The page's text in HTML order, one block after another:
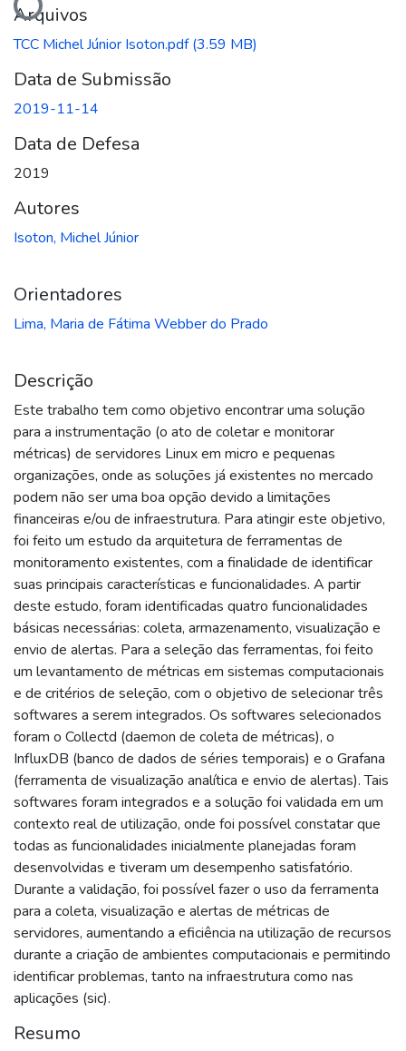
Carregando...
Arquivos
TCC Michel Júnior Isoton.pdf(3.59 MB)
Data de Submissão
2019-11-14
Data de Defesa
2019
Autores
Isoton, Michel Júnior
Orientadores
Lima, Maria de Fátima Webber do Prado
Descrição
Este trabalho tem como objetivo encontrar uma solução
para a instrumentação (o ato de coletar e monitorar
métricas) de servidores Linux em micro e pequenas
organizações, onde as soluções já existentes no mercado
podem não ser uma boa opção devido a limitações
financeiras e/ou de infraestrutura. Para atingir este objetivo,
foi feito um estudo da arquitetura de ferramentas de
monitoramento existentes, com a finalidade de identificar
suas principais características e funcionalidades. A partir
deste estudo, foram identificadas quatro funcionalidades
básicas necessárias: coleta, armazenamento, visualização e
envio de alertas. Para a seleção das ferramentas, foi feito
um levantamento de métricas em sistemas computacionais
e de critérios de seleção, com o objetivo de selecionar três
softwares a serem integrados. Os softwares selecionados
foram o Collectd (daemon de coleta de métricas), o
InfluxDB (banco de dados de séries temporais) e o Grafana
(ferramenta de visualização analítica e envio de alertas). Tais
softwares foram integrados e a solução foi validada em um
contexto real de utilização, onde foi possível constatar que
todas as funcionalidades inicialmente planejadas foram
desenvolvidas e tiveram um desempenho satisfatório.
Durante a validação, foi possível fazer o uso da ferramenta
para a coleta, visualização e alertas de métricas de
servidores, aumentando a eficiência na utilização de recursos
durante a criação de ambientes computacionais e permitindo
identificar problemas, tanto na infraestrutura como nas
aplicações (sic).
Resumo